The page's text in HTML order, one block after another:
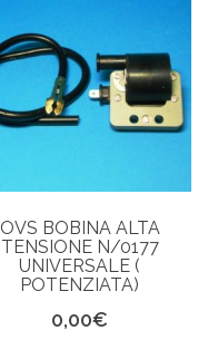
OVS BOBINA ALTA
TENSIONE N/0177
UNIVERSALE (
POTENZIATA)
0,00€